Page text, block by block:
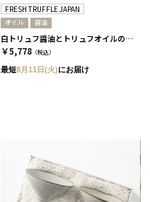
FRESH TRUFFLE JAPAN
オイル 醤油
白トリュフ醤油とトリュフオイルのセット［FRESH TRUFFLE JAPAN］
￥5,778 （税込）
最短8月11日(火)にお届け